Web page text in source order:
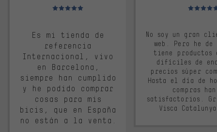
Valoración media: 5 de 5
Es mi tienda de
referencia
Internacional, vivo
en Barcelona,
siempre han cumplido
y he podido comprar
cosas para mis
bicis, que en España
no están a la venta.
Valoración
No soy un gran
web. Pero he
tiene productos
difíciles de
precios súper
Hasta el día de
compras
satisfactorios.
Visca